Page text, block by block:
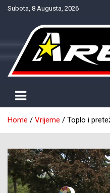
SkipSubota, 8 Augusta, 2026
NTV Arena
Home Vrijeme Toplo i